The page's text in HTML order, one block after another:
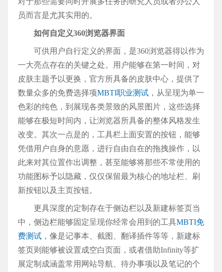
员而言是尤其实用的。
如何自定义360浏览器界面
可供用户自行定义的界面，是360浏览器得以作为
一大亮点存在的关键之处。用户能够在第一时间，对
皮肤主题予以更换，官方所具备的皮肤中心，提供了
数量众多的免费选择项MBTI职业测试 ，从呈现为单一
色彩的纯色，到展现各类景致的风景图片，这些选择
能够在极短时间内，让浏览器所具备的整体风格发生
改变。其次一点是的，工具栏上面安置的按钮，能够
凭借用户自身的意愿，进行自由自在的拖拽操作，以
此来对其位置作出调整，甚至能够将那些不常使用的
功能图标予以隐藏，仅仅保留最为核心的地址栏、刷
新按钮以及主页按钮。
更具深度的定制存在于侧边栏以及新建标签页当
中，侧边栏能够固定呈现你经常会用到的工具MBTI免
费测试 ，像是记事本、截图、翻译插件等等，新建标
签页则能够被设置成空白页面，或者借助Infinity等扩
展定制成涵盖常用网站导航、待办事项以及笔记的个